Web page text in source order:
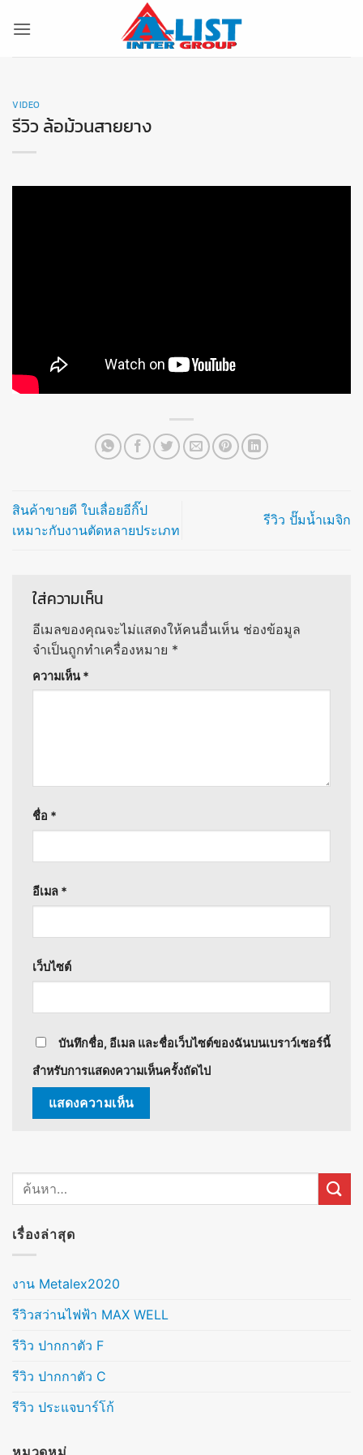
VIDEO
รีวิว ล้อม้วนสายยาง
สินค้าขายดี ใบเลื่อยอีกิ๊ป
เหมาะกับงานตัดหลายประเภท
รีวิว ปั๊มน้ำเมจิก
ใส่ความเห็น
อีเมลของคุณจะไม่แสดงให้คนอื่นเห็น ช่องข้อมูล
จำเป็นถูกทำเครื่องหมาย *
ความเห็น *
ชื่อ *
อีเมล *
เว็บไซต์
บันทึกชื่อ, อีเมล และชื่อเว็บไซต์ของฉันบนเบราว์เซอร์นี้
สำหรับการแสดงความเห็นครั้งถัดไป
เรื่องล่าสุด
งาน Metalex2020
รีวิวสว่านไฟฟ้า MAX WELL
รีวิว ปากกาตัว F
รีวิว ปากกาตัว C
รีวิว ประแจบาร์โก้
หมวดหมู่